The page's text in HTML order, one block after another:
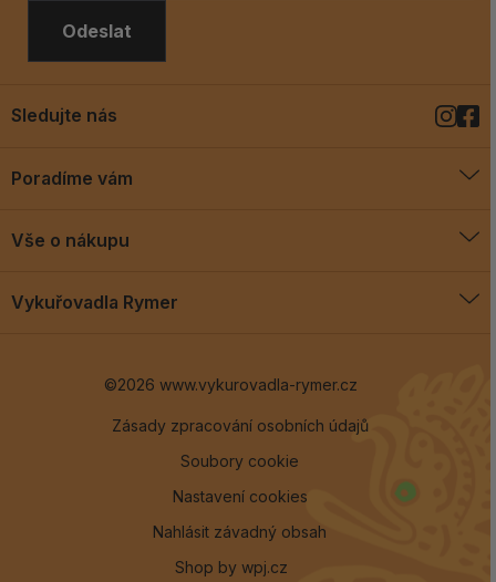
Odeslat
Poradíme vám
Blog
Vše o nákupu
Vykuřovadla Rymer
Sledujte nás
©2026 www.vykurovadla-rymer.cz
Zásady zpracování osobních údajů
Soubory cookie
Nastavení cookies
Nahlásit závadný obsah
Shop by wpj.cz